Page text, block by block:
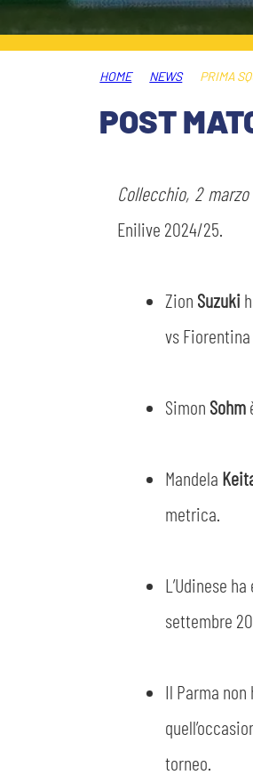
STORE
MUSEO
MEDIA
HOME NEWS PRIMA
POST
Collecchio, 2
Enilive 2024/25.
Zion Suzuki
vs Fiorentina
Simon Sohm
Mandela
metrica.
L’Udinese
settembre
Il Parma non
torneo.